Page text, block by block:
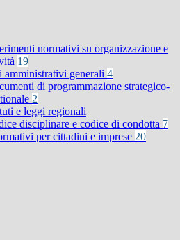
normativi su organizzazione e
19
amministrativi generali 4
di programmazione strategico-
2
e leggi regionali
disciplinare e codice di condotta 7
per cittadini e imprese 20